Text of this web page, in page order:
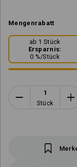
Mengenrabatt
ab 1 Stück
Ersparnis:
0 %/Stück
Stück